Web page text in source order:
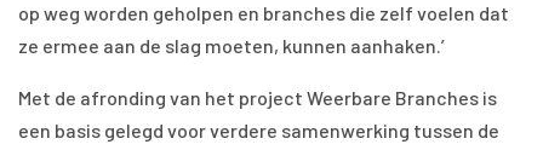
op weg worden geholpen en branches die zelf voelen dat
ze ermee aan de slag moeten, kunnen aanhaken.’
Met de afronding van het project Weerbare Branches is
een basis gelegd voor verdere samenwerking tussen de